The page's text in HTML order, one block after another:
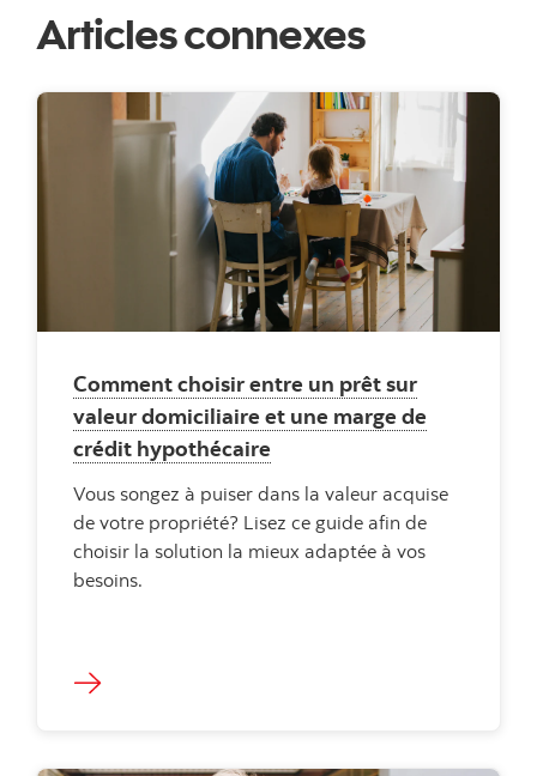
Articles connexes
Comment choisir entre un prêt sur
valeur domiciliaire et une marge de
crédit hypothécaire
Vous songez à puiser dans la valeur acquise
de votre propriété? Lisez ce guide afin de
choisir la solution la mieux adaptée à vos
besoins.